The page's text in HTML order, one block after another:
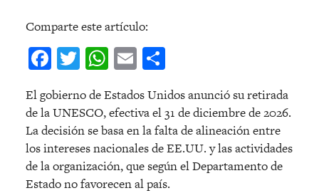
Comparte este artículo:
Facebook
Twitter
WhatsApp
Email
El gobierno de Estados Unidos anunció su retirada
de la UNESCO, efectiva el 31 de diciembre de 2026.
La decisión se basa en la falta de alineación entre
los intereses nacionales de EE.UU. y las actividades
de la organización, que según el Departamento de
Estado no favorecen al país.